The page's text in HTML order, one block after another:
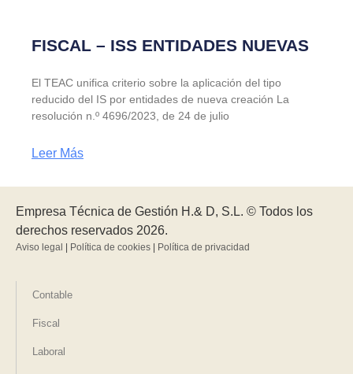
FISCAL – ISS ENTIDADES NUEVAS
El TEAC unifica criterio sobre la aplicación del tipo
reducido del IS por entidades de nueva creación La
resolución n.º 4696/2023, de 24 de julio
Leer Más
Empresa Técnica de Gestión H.& D, S.L. © Todos los
derechos reservados 2026.
Aviso legal Política de cookies Política de privacidad
Contable
Fiscal
Laboral